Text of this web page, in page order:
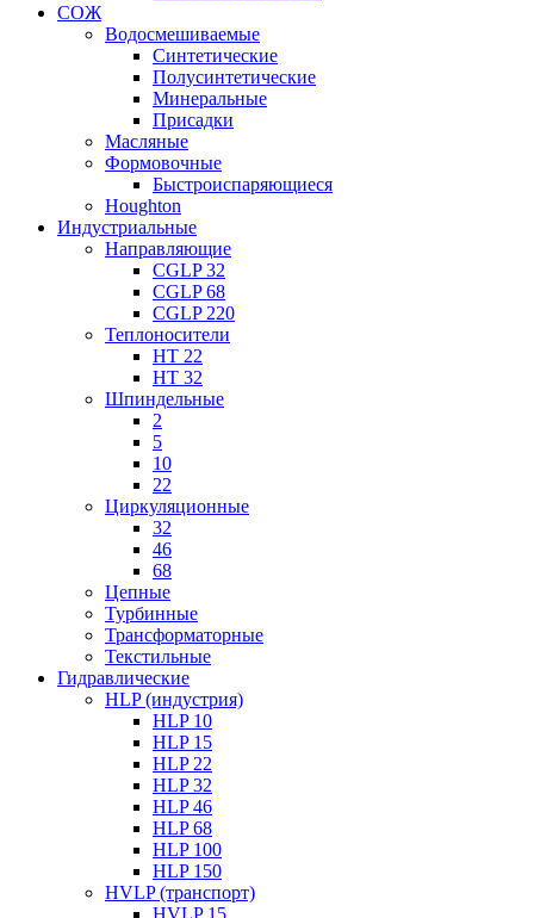
СОЖ
Водосмешиваемые
Синтетические
Полусинтетические
Минеральные
Присадки
Масляные
Формовочные
Быстроиспаряющиеся
Houghton
Индустриальные
Направляющие
CGLP 32
CGLP 68
CGLP 220
Теплоносители
HT 22
HT 32
Шпиндельные
2
5
10
22
Циркуляционные
32
46
68
Цепные
Турбинные
Трансформаторные
Текстильные
Гидравлические
HLP (индустрия)
HLP 10
HLP 15
HLP 22
HLP 32
HLP 46
HLP 68
HLP 100
HLP 150
HVLP (транспорт)
HVLP 15